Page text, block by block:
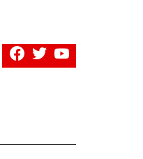
facebooktwitteryoutube